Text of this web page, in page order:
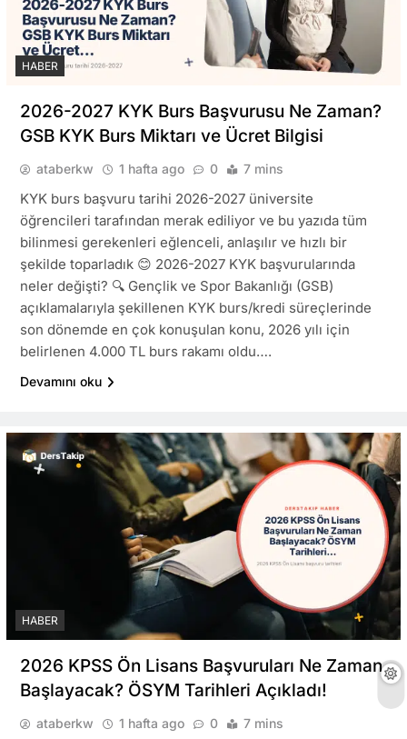
HABER
2026-2027 KYK Burs Başvurusu Ne Zaman?
GSB KYK Burs Miktarı ve Ücret Bilgisi
ataberkw 1 hafta ago 0 7 mins
KYK burs başvuru tarihi 2026-2027 üniversite
öğrencileri tarafından merak ediliyor ve bu yazıda tüm
bilinmesi gerekenleri eğlenceli, anlaşılır ve hızlı bir
şekilde toparladık 😊 2026-2027 KYK başvurularında
neler değişti? 🔍 Gençlik ve Spor Bakanlığı (GSB)
açıklamalarıyla şekillenen KYK burs/kredi süreçlerinde
son dönemde en çok konuşulan konu, 2026 yılı için
belirlenen 4.000 TL burs rakamı oldu….
Devamını oku
HABER
2026 KPSS Ön Lisans Başvuruları Ne Zaman
Başlayacak? ÖSYM Tarihleri Açıkladı!
ataberkw 1 hafta ago 0 7 mins